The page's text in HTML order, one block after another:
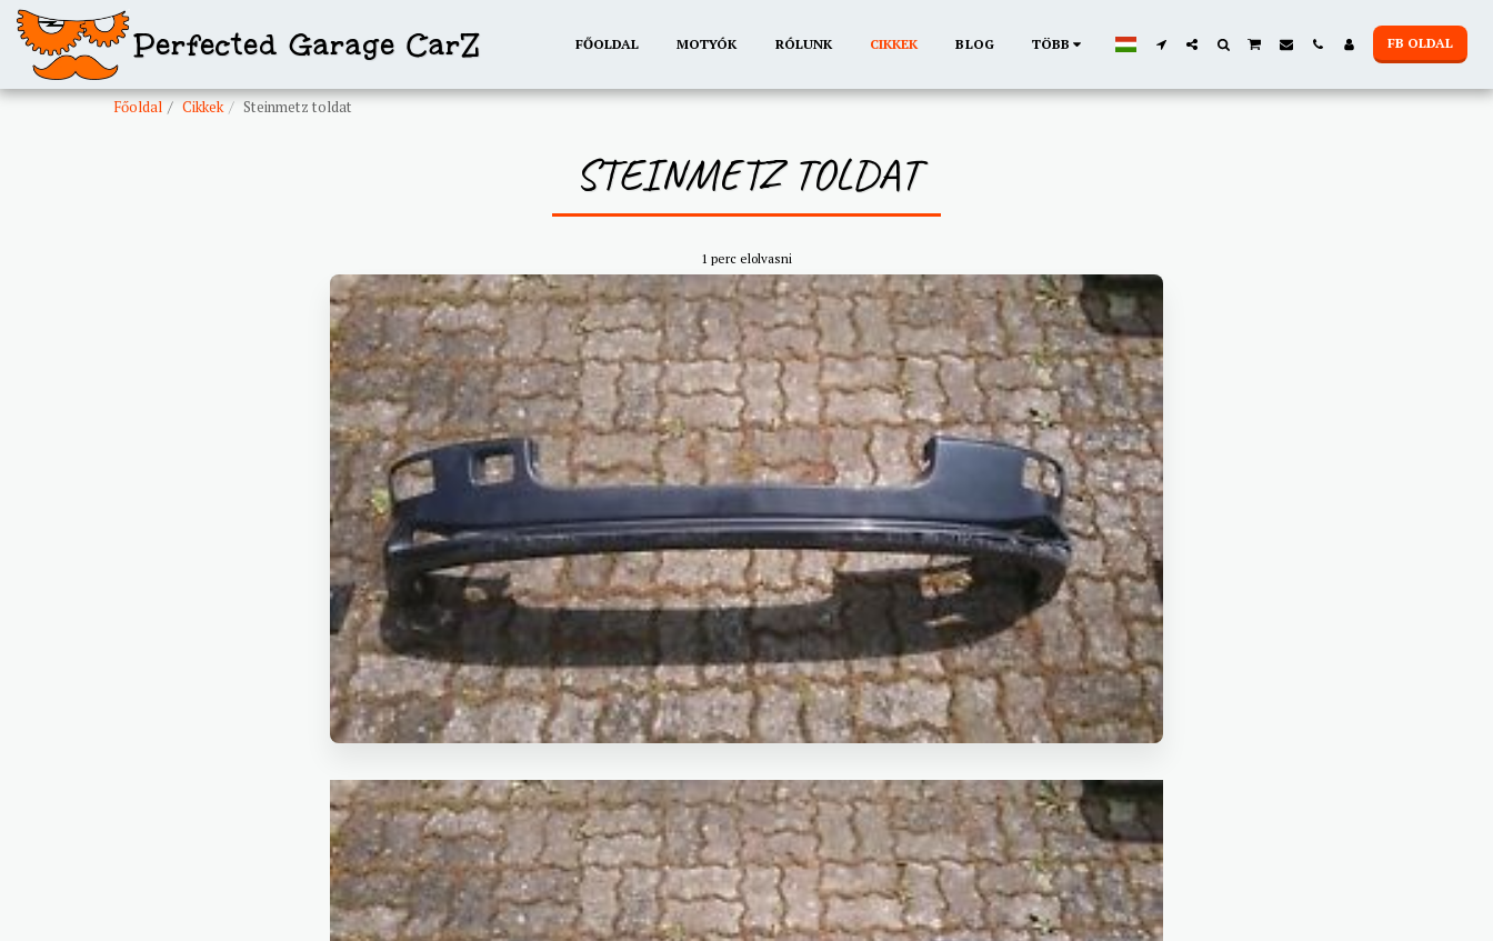
Perfected Garage CarZ FŐOLDAL MOTYÓK RÓLUNK CIKKEK BLOG TÖBB FB OLDAL
Főoldal Cikkek Steinmetz toldat
STEINMETZ TOLDAT
1 perc elolvasni